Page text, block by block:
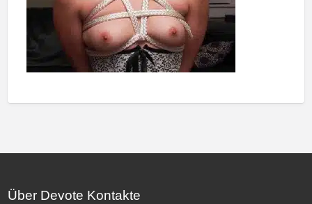
Über Devote Kontakte